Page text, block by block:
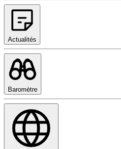
Actualités
Baromètre